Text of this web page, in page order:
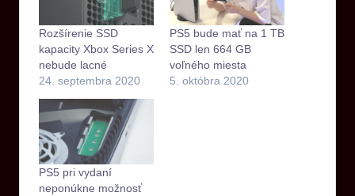
Rozšírenie SSD
kapacity Xbox Series X
nebude lacné
24. septembra 2020
PS5 bude mať na 1 TB
SSD len 664 GB
voľného miesta
5. októbra 2020
PS5 pri vydaní
neponúkne možnosť